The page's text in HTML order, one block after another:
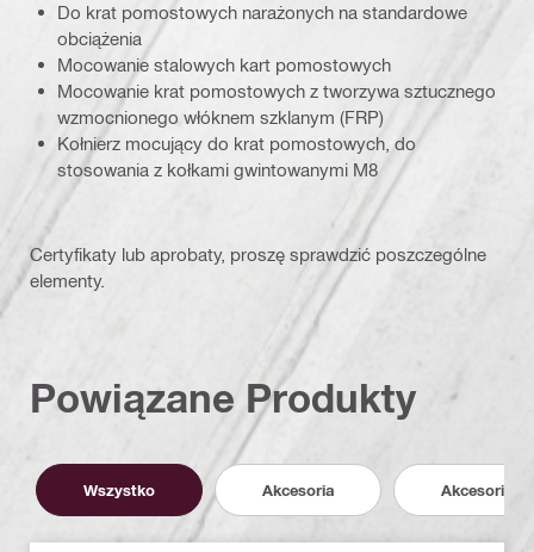
Do krat pomostowych narażonych na standardowe
obciążenia
Mocowanie stalowych kart pomostowych
Mocowanie krat pomostowych z tworzywa sztucznego
wzmocnionego włóknem szklanym (FRP)
Kołnierz mocujący do krat pomostowych, do
stosowania z kołkami gwintowanymi M8
Certyfikaty lub aprobaty, proszę sprawdzić poszczególne
elementy.
Powiązane Produkty
Wszystko Akcesoria Akcesoria